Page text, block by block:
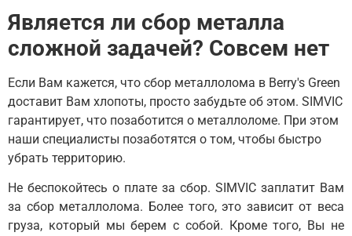
Является ли сбор металла
сложной задачей? Совсем нет
Если Вам кажется, что сбор металлолома в Berry's Green
доставит Вам хлопоты, просто забудьте об этом. SIMVIC
гарантирует, что позаботится о металлоломе. При этом
наши специалисты позаботятся о том, чтобы быстро
убрать территорию.
Не беспокойтесь о плате за сбор. SIMVIC заплатит Вам
за сбор металлолома. Более того, это зависит от веса
груза, который мы берем с собой. Кроме того, Вы не